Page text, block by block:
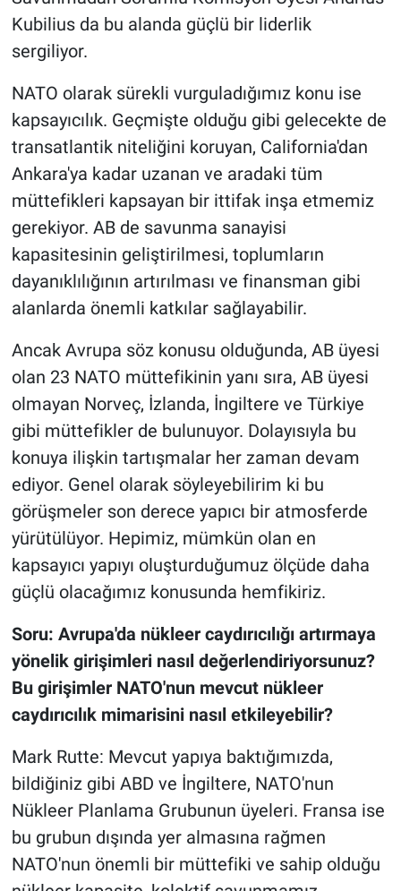
Kubilius da bu alanda güçlü bir liderlik
sergiliyor.
NATO olarak sürekli vurguladığımız konu ise
kapsayıcılık. Geçmişte olduğu gibi gelecekte de
transatlantik niteliğini koruyan, California'dan
Ankara'ya kadar uzanan ve aradaki tüm
müttefikleri kapsayan bir ittifak inşa etmemiz
gerekiyor. AB de savunma sanayisi
kapasitesinin geliştirilmesi, toplumların
dayanıklılığının artırılması ve finansman gibi
alanlarda önemli katkılar sağlayabilir.
Ancak Avrupa söz konusu olduğunda, AB üyesi
olan 23 NATO müttefikinin yanı sıra, AB üyesi
olmayan Norveç, İzlanda, İngiltere ve Türkiye
gibi müttefikler de bulunuyor. Dolayısıyla bu
konuya ilişkin tartışmalar her zaman devam
ediyor. Genel olarak söyleyebilirim ki bu
görüşmeler son derece yapıcı bir atmosferde
yürütülüyor. Hepimiz, mümkün olan en
kapsayıcı yapıyı oluşturduğumuz ölçüde daha
güçlü olacağımız konusunda hemfikiriz.
Soru: Avrupa'da nükleer caydırıcılığı artırmaya
yönelik girişimleri nasıl değerlendiriyorsunuz?
Bu girişimler NATO'nun mevcut nükleer
caydırıcılık mimarisini nasıl etkileyebilir?
Mark Rutte: Mevcut yapıya baktığımızda,
bildiğiniz gibi ABD ve İngiltere, NATO'nun
Nükleer Planlama Grubunun üyeleri. Fransa ise
bu grubun dışında yer almasına rağmen
NATO'nun önemli bir müttefiki ve sahip olduğu